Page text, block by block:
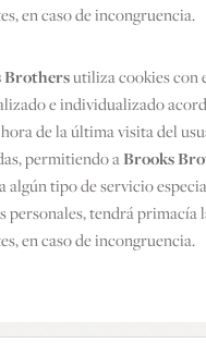
en caso de incongruencia.
Brothersutiliza cookies con
e individualizado
de la última visita del
permitiendo aBrooks
algún tipo de servicio
personales, tendrá
en caso de incongruencia.